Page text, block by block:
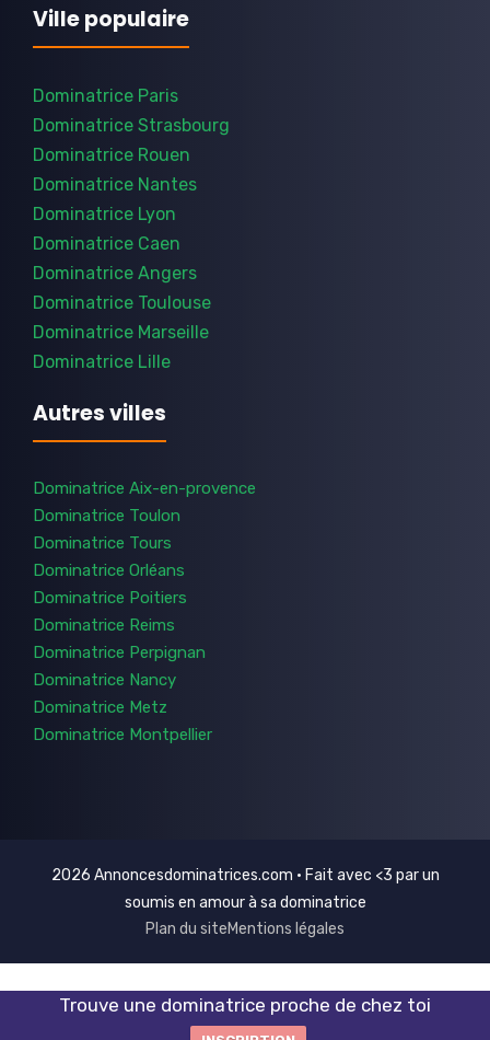
Ville populaire
Dominatrice Paris
Dominatrice Strasbourg
Dominatrice Rouen
Dominatrice Nantes
Dominatrice Lyon
Dominatrice Caen
Dominatrice Angers
Dominatrice Toulouse
Dominatrice Marseille
Dominatrice Lille
Autres villes
Dominatrice Aix-en-provence
Dominatrice Toulon
Dominatrice Tours
Dominatrice Orléans
Dominatrice Poitiers
Dominatrice Reims
Dominatrice Perpignan
Dominatrice Nancy
Dominatrice Metz
Dominatrice Montpellier
2026 Annoncesdominatrices.com • Fait avec <3 par un
soumis en amour à sa dominatrice
Plan du siteMentions légales
Trouve une dominatrice proche de chez toi